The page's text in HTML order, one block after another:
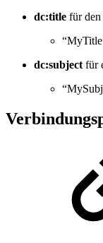
dc:title für den
dc:subject für